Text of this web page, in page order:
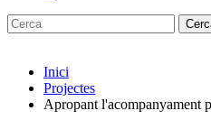
Inici
Projectes
Apropant l'acompanyament